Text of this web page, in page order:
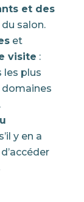
et des
salon.
et
visite :
les plus
y en a